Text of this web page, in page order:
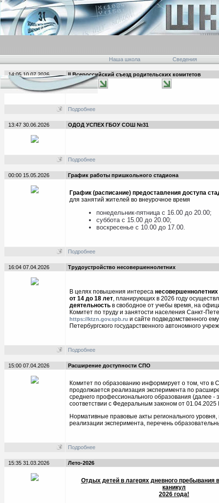
Наша школа Сведения
14:05 10.07.2026 II Всероссийский съезд родительских комитетов
Подробнее
13:47 30.06.2026 ОДОД УСПЕХ ГБОУ СОШ №31
Подробнее
00:00 15.05.2026 График работы пришкольного стадиона
График (расписание) предоставления доступа
для занятий жителей во внеурочное время
понедельник-пятница с 16.00 до 20.00;
суббота с 15.00 до 20.00;
воскресенье с 10.00 до 17.00.
Подробнее
16:04 07.04.2026 Трудоустройство несовершеннолетних
В целях повышения интереса несовершеннолетних
от 14 до 18 лет, планирующих в 2026 году
деятельностьв свободное от учебы время, на
Комитет по труду и занятости населения Санкт-
https://ktzn.gov.spb.ru и сайте подведомственного
Петербургского государственного автономного
Подробнее
15:00 07.04.2026 Расширение доступности СПО
Комитет по образованию информирует о том, что в
продолжается реализация эксперимента по
среднего профессионального образования (далее -
соответствии с Федеральным законом от 01.04.2025
Нормативные правовые акты регионального
реализации эксперимента, перечень
Подробнее
15:35 31.03.2026 Лето-2026
Отдых детей в лагерях дневного пребывания
каникул
2026 года!